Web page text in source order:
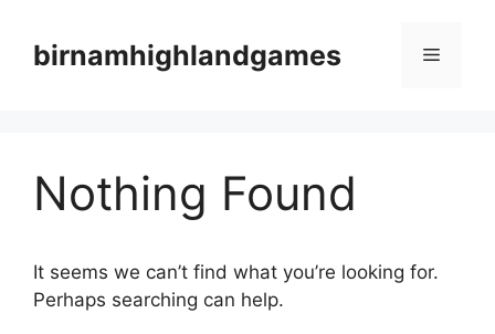
contentbirnamhighlandgames Menu
Nothing Found
It seems we can’t find what you’re looking for.
Perhaps searching can help.